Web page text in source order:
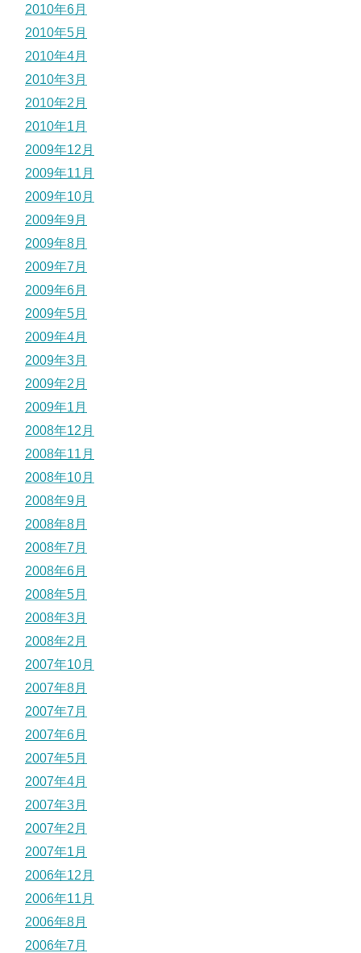
2010年6月
2010年5月
2010年4月
2010年3月
2010年2月
2010年1月
2009年12月
2009年11月
2009年10月
2009年9月
2009年8月
2009年7月
2009年6月
2009年5月
2009年4月
2009年3月
2009年2月
2009年1月
2008年12月
2008年11月
2008年10月
2008年9月
2008年8月
2008年7月
2008年6月
2008年5月
2008年3月
2008年2月
2007年10月
2007年8月
2007年7月
2007年6月
2007年5月
2007年4月
2007年3月
2007年2月
2007年1月
2006年12月
2006年11月
2006年8月
2006年7月